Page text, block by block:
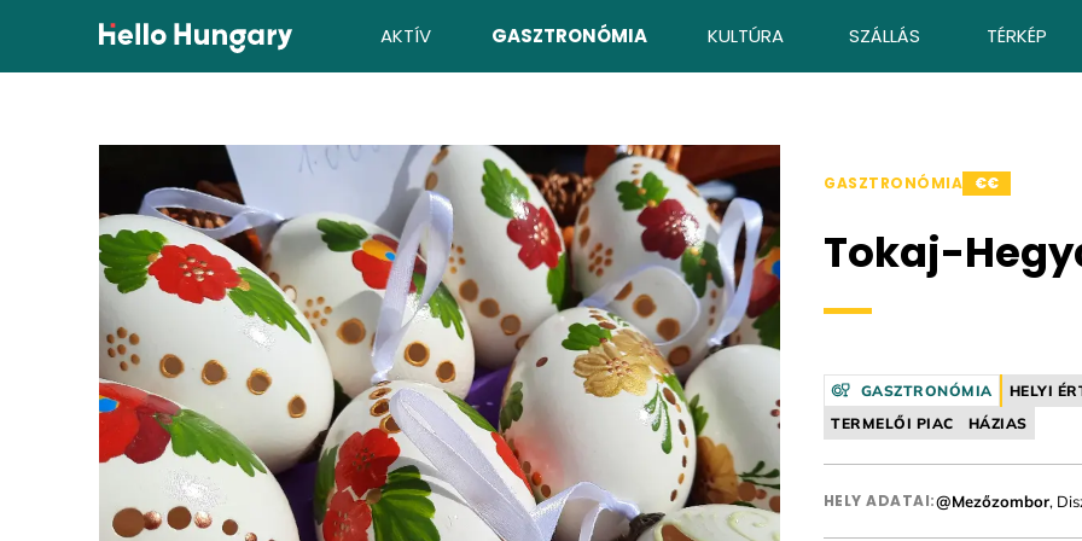
Ugrás a tartalomhoz AKTÍV GASZTRONÓMIA KULTÚRA SZÁLLÁS TÉRKÉP
GASZTRONÓMIA €€
Tokaj-
GASZTRONÓMIA HELYI
TERMELŐI PIAC
HÁZIAS
HELY ADATAI:@Mezőzombor,